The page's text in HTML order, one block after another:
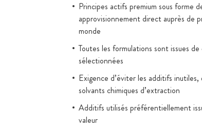
Principes actifs premium sous forme
approvisionnement direct auprès de
monde
Toutes les formulations sont issues
sélectionnées
Exigence d’éviter les additifs
solvants chimiques d’extraction
Additifs utilisés préférentiellement
valeur